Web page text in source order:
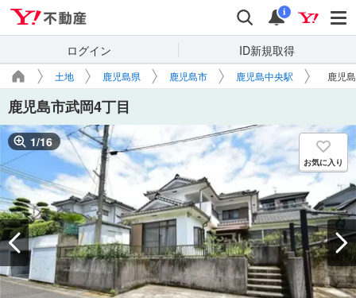
検索 通知
i
ログイン ID新規取得
土地 鹿児島県 鹿児島市 鹿児島中央駅 鹿児
鹿児島市武岡4丁目
1/16
お気に入り